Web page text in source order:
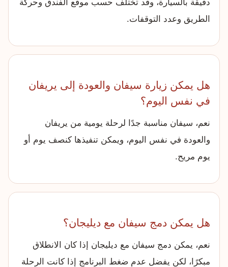
دقيقة بالسيارة، وقد تختلف حسب موقع الفندق وحركة
الطريق وعدد التوقفات.
هل يمكن زيارة سيفان والعودة إلى يريفان
في نفس اليوم؟
نعم، سيفان مناسبة جدًا لرحلة يومية من يريفان
والعودة في نفس اليوم، ويمكن تنفيذها كنصف يوم أو
يوم مريح.
هل يمكن دمج سيفان مع ديليجان؟
نعم، يمكن دمج سيفان مع ديليجان إذا كان الانطلاق
مبكرًا، لكن يفضل عدم ضغط البرنامج إذا كانت الرحلة